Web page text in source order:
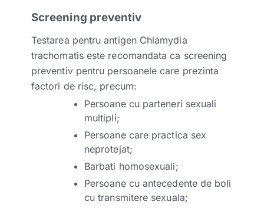
Screening preventiv
Testarea pentru antigen Chlamydia
trachomatis este recomandata ca screening
preventiv pentru persoanele care prezinta
factori de risc, precum:
Persoane cu parteneri sexuali
multipli;
Persoane care practica sex
neprotejat;
Barbati homosexuali;
Persoane cu antecedente de boli
cu transmitere sexuala;